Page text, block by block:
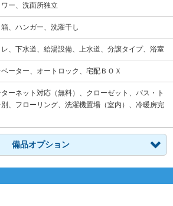
ワー、洗面所独立
箱、ハンガー、洗濯干し
レ、下水道、給湯設備、上水道、分譲タイプ、浴室
ベーター、オートロック、宅配ＢＯＸ
ターネット対応（無料）、クローゼット、バス・ト
別、フローリング、洗濯機置場（室内）、冷暖房完
備品オプション